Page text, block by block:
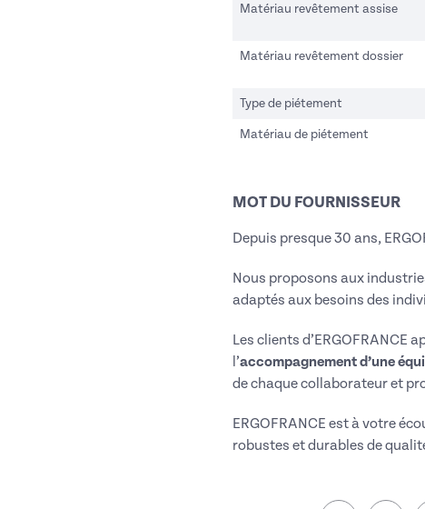
Matériau revêtement assise
Matériau revêtement dossier
Type de piétement
Matériau de piétement
MOT DU FOURNISSEUR
Depuis presque 30 ans,
Nous proposons aux
adaptés aux besoins des
Les clients
l’accompagnement d’une
de chaque collaborateur et
ERGOFRANCE est à votre
robustes et durables de